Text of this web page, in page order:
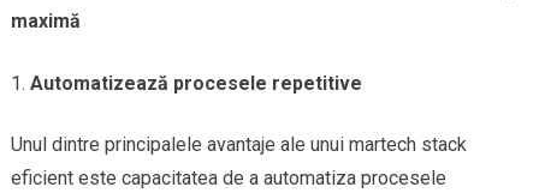
maximă
Automatizează procesele repetitive
Unul dintre principalele avantaje ale unui martech stack
eficient este capacitatea de a automatiza procesele